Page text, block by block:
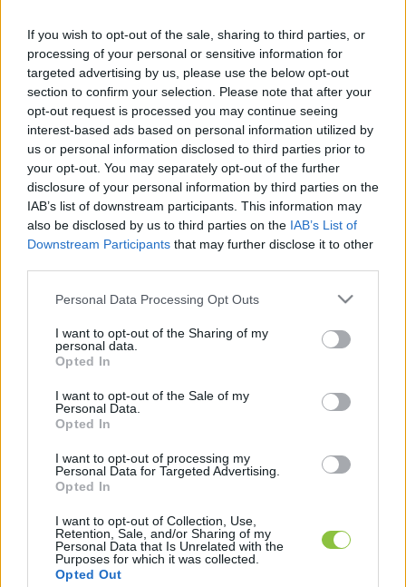
If you wish to opt-out of the sale, sharing to third parties, or
processing of your personal or sensitive information for
targeted advertising by us, please use the below opt-out
section to confirm your selection. Please note that after your
opt-out request is processed you may continue seeing
interest-based ads based on personal information utilized by
us or personal information disclosed to third parties prior to
your opt-out. You may separately opt-out of the further
disclosure of your personal information by third parties on the
IAB’s list of downstream participants. This information may
also be disclosed by us to third parties on the IAB’s List of
Downstream Participants that may further disclose it to other
Please note that this website/app uses one or more Google
not limited to your visit or usage behaviour. You may click to
grant or deny consent to Google and its third-party tags to
use your data for below specified purposes in below Google
consent section.
Personal Data Processing Opt Outs
I want to opt-out of the Sharing of my
personal data.
Opted In
I want to opt-out of the Sale of my
Personal Data.
Opted In
I want to opt-out of processing my
Personal Data for Targeted Advertising.
Opted In
I want to opt-out of Collection, Use,
Retention, Sale, and/or Sharing of my
Personal Data that Is Unrelated with the
Purposes for which it was collected.
Opted Out
2025 végén abbahagyja a levelek kézbesítését
Dánia állami postaszolgálata, a PostNord, mert
az elmúlt negyedszázadban kilencven
százalékkal csökkent a forgalom, és így a
szolgáltatás egyre kevésbé volt nyereséges –
írja a Telex. Lapszemle.
Thomas Danielsen, Dánia közlekedési minisztere
azt mondta, az országban természetesen
továbbra is lesz mód papíralapú levelek
küldésére és fogadására, ezt azonban nem az
állami posta fogja intézni – számol be a BBC-re
Dánia a világ egyik leginkább digitalizálódó
országa, és ez a hagyományos levélküldés
hanyatlásához is hozzájárul, mivel a hivatalos
leveleket is már elektronikusan kapja meg a
lakosság. A levélkézbesítés megszűnésével